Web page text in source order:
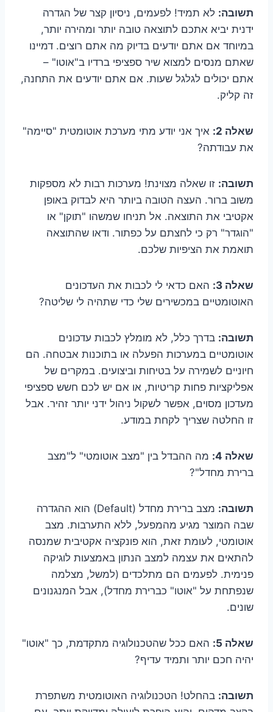
תשובה: לא תמיד! לפעמים, ניסיון קצר של הגדרה
ידנית יביא אתכם לתוצאה טובה יותר ומהירה יותר,
במיוחד אם אתם יודעים בדיוק מה אתם רוצים. דמיינו
שאתם מנסים למצוא שיר ספציפי ברדיו ב"אוטו" –
אתם יכולים לגלגל שעות. אם אתם יודעים את התחנה,
זה קליק.
שאלה 2:
איך אני יודע מתי מערכת אוטומטית "סיימה"
את עבודתה?
תשובה: זו שאלה מצוינת! מערכות רבות לא מספקות
משוב ברור. העצה הטובה ביותר היא לבדוק באופן
אקטיבי את התוצאה. אל תניחו שמשהו "תוקן" או
"הוגדר" רק כי לחצתם על כפתור. ודאו שהתוצאה
תואמת את הציפיות שלכם.
שאלה 3:
האם כדאי לי לכבות את העדכונים
האוטומטיים במכשירים שלי כדי שתהיה לי שליטה?
תשובה: בדרך כלל, לא מומלץ לכבות עדכונים
אוטומטיים במערכות הפעלה או בתוכנות אבטחה. הם
חיוניים לשמירה על בטיחות וביצועים. במקרים של
אפליקציות פחות קריטיות, או אם יש לכם חשש ספציפי
מעדכון מסוים, אפשר לשקול ניהול ידני יותר זהיר. אבל
זו החלטה שצריך לקחת במודע.
שאלה 4:
מה ההבדל בין "מצב אוטומטי" ל"מצב
ברירת מחדל"?
תשובה:
מצב ברירת מחדל (Default) הוא ההגדרה
שבה המוצר מגיע מהמפעל, ללא התערבות. מצב
אוטומטי, לעומת זאת, הוא פונקציה אקטיבית שמנסה
להתאים את עצמה למצב הנתון באמצעות לוגיקה
פנימית. לפעמים הם מתלכדים (למשל, מצלמה
שנפתחת על "אוטו" כברירת מחדל), אבל המנגנונים
שונים.
שאלה 5:
האם ככל שהטכנולוגיה מתקדמת, כך "אוטו"
יהיה חכם יותר ותמיד עדיף?
תשובה: בהחלט! הטכנולוגיה האוטומטית משתפרת